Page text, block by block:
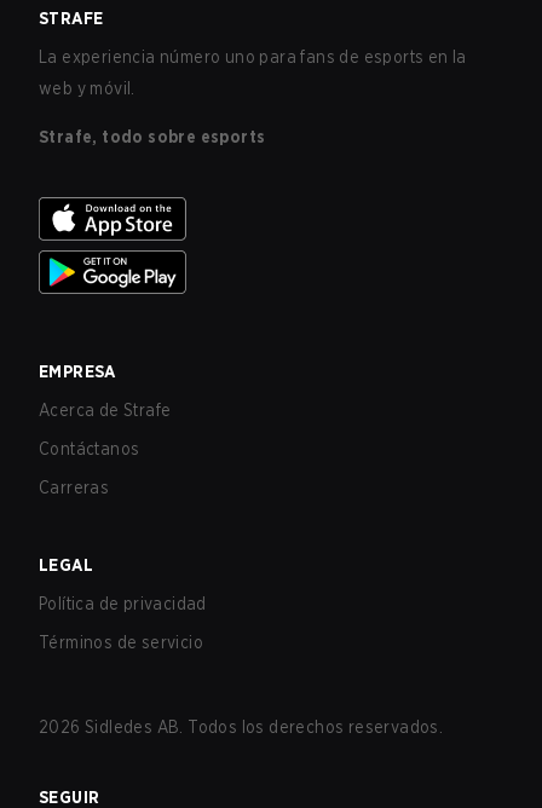
STRAFE
La experiencia número uno para fans de esports en la
web y móvil.
Strafe, todo sobre esports
EMPRESA
Acerca de Strafe
Contáctanos
Carreras
LEGAL
Política de privacidad
Términos de servicio
2026 Sidledes AB. Todos los derechos reservados.
SEGUIR